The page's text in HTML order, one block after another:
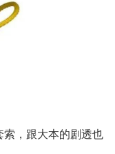
，跟大本的剧透也